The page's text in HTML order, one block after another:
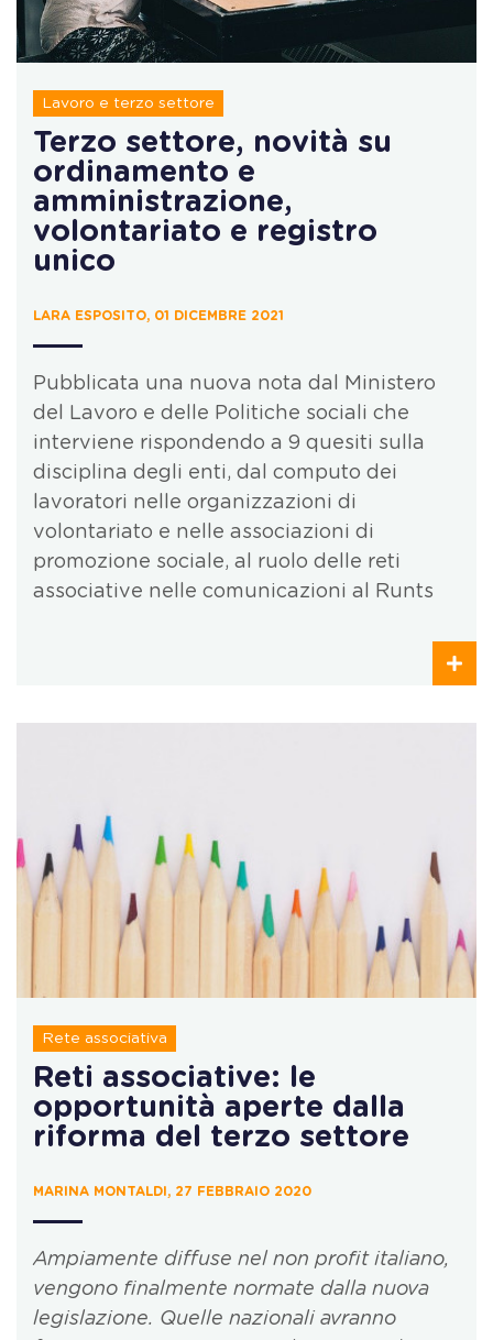
Lavoro e terzo settore
Terzo settore, novità su
ordinamento e
amministrazione,
volontariato e registro
unico
LARA ESPOSITO, 01 DICEMBRE 2021
Pubblicata una nuova nota dal Ministero
del Lavoro e delle Politiche sociali che
interviene rispondendo a 9 quesiti sulla
disciplina degli enti, dal computo dei
lavoratori nelle organizzazioni di
volontariato e nelle associazioni di
promozione sociale, al ruolo delle reti
associative nelle comunicazioni al Runts
Rete associativa
Reti associative: le
opportunità aperte dalla
riforma del terzo settore
MARINA MONTALDI, 27 FEBBRAIO 2020
Ampiamente diffuse nel non profit italiano,
vengono finalmente normate dalla nuova
legislazione. Quelle nazionali avranno